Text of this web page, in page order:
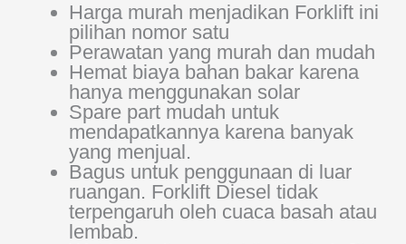
Harga murah menjadikan Forklift ini
pilihan nomor satu
Perawatan yang murah dan mudah
Hemat biaya bahan bakar karena
hanya menggunakan solar
Spare part mudah untuk
mendapatkannya karena banyak
yang menjual.
Bagus untuk penggunaan di luar
ruangan. Forklift Diesel tidak
terpengaruh oleh cuaca basah atau
lembab.